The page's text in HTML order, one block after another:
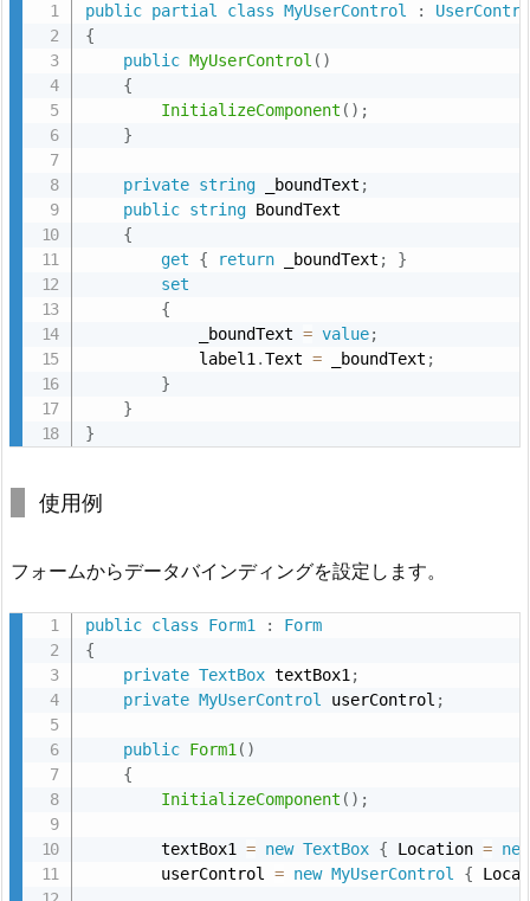
タ
バ
ン
デ
グ
を
使
る
法
5.
ま
め
デ
ー
タ
バ
イ
ン
デ
public partial class MyUserControl :
{
public MyUserControl ( )
{
InitializeComponent ( ) ;
}
private string _boundText ;
public string BoundText
{
get
{ return _boundText ;
}
set
{
            _boundText
= value;
            label1
.Text = _boundText ;
}
}
}
使用例
フォームからデータバインディングを設定します。
public class Form1 :
Form
{
private TextBox textBox1 ;
private MyUserControl userControl ;
public Form1 ( )
{
InitializeComponent ( ) ;
        textBox1
= new TextBox { Location = new
        userControl
= new MyUserControl {